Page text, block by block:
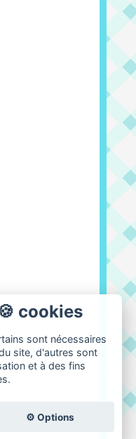
cookies
sont nécessaires
site, d'autres sont
et à des fins
⚙️ Options